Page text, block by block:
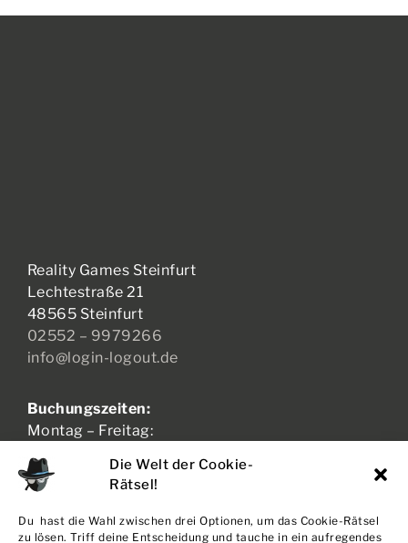
Die Welt der Cookie-
Rätsel!
Du hast die Wahl zwischen drei Optionen, um das Cookie-Rätsel
zu lösen. Triff deine Entscheidung und tauche in ein aufregendes
Reality Games Steinfurt
Lechtestraße 21
48565 Steinfurt
02552 – 9979266
info@login-logout.de
Buchungszeiten:
Montag – Freitag:
Samstag – Sonntag:
11:00 – 21:00 Uhr